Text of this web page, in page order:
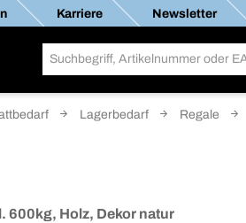
Karriere Newsletter
Lagerbedarf Regale
600kg, Holz, Dekor natur